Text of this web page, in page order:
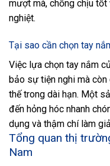
mượt mà, chống chịu
nghiệt.
Tại sao cần chọn tay
Việc lựa chọn tay nắm
bảo sự tiện nghi mà
thế trong dài hạn. Một
đến hỏng hóc nhanh
dụng và thậm chí làm
Tổng quan thị
Nam